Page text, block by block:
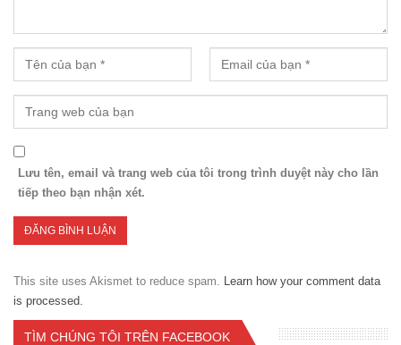
Lưu tên, email và trang web của tôi trong trình duyệt này cho lần
tiếp theo bạn nhận xét.
This site uses Akismet to reduce spam.
Learn how your comment data
is processed.
TÌM CHÚNG TÔI TRÊN FACEBOOK